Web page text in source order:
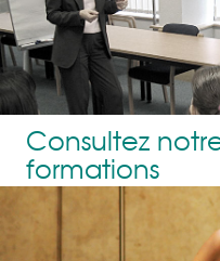
Consultez
formations